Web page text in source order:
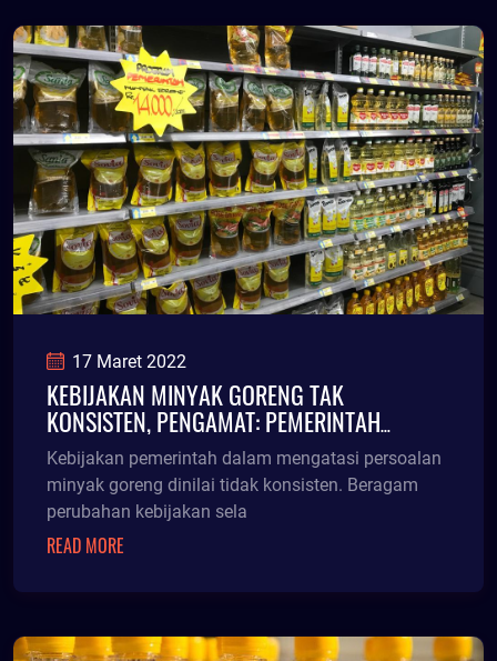
17 Maret 2022
KEBIJAKAN MINYAK GORENG TAK
KONSISTEN, PENGAMAT: PEMERINTAH
TERKESAN TAK PUNYA PERHITUNGAN VALID
Kebijakan pemerintah dalam mengatasi persoalan
minyak goreng dinilai tidak konsisten. Beragam
perubahan kebijakan sela
READ MORE